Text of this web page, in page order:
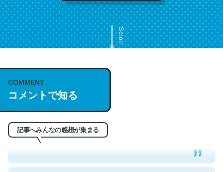
Scroll
COMMENT
コメントで知る
記事へみんなの感想が集まる
これは名文。彼はとてもクレバーなんだろうなと凄く思
─今のこの状況が信じられるかい？ by ラーズ・ヌートバー